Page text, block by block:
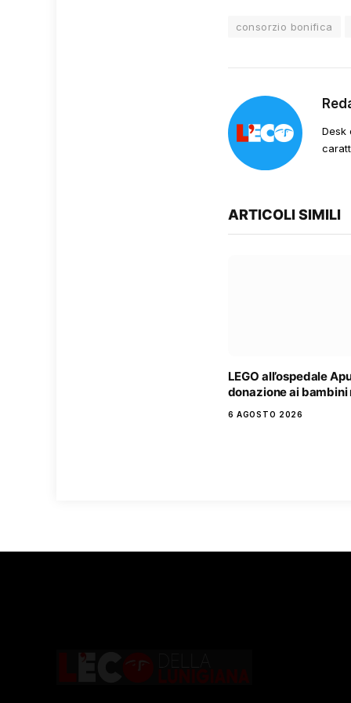
consorzio bonifica
Desk
ARTICOLI SIMILI
LEGO all’ospedale
donazione ai
6 AGOSTO 2026